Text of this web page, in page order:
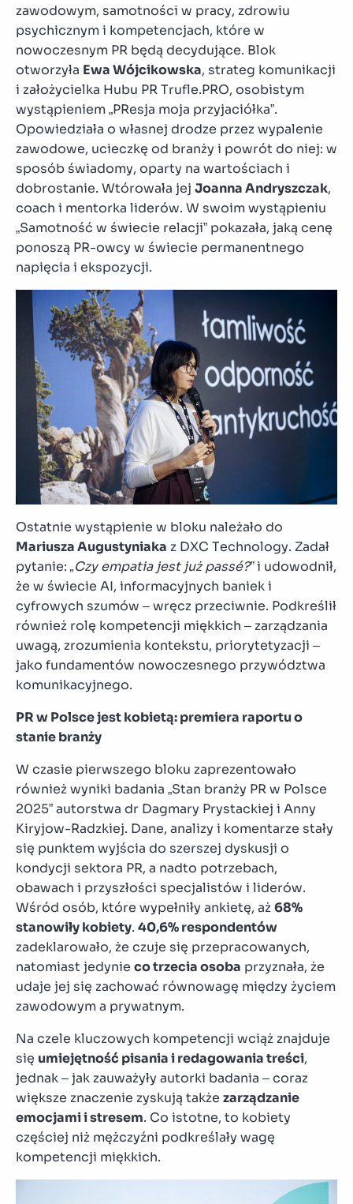
zawodowym, samotności w pracy, zdrowiu
psychicznym i kompetencjach, które w
nowoczesnym PR będą decydujące. Blok
otworzyła Ewa Wójcikowska, strateg komunikacji
i założycielka Hubu PR Trufle.PRO, osobistym
wystąpieniem „PResja moja przyjaciółka”.
Opowiedziała o własnej drodze przez wypalenie
zawodowe, ucieczkę od branży i powrót do niej: w
sposób świadomy, oparty na wartościach i
dobrostanie. Wtórowała jej Joanna Andryszczak,
coach i mentorka liderów. W swoim wystąpieniu
„Samotność w świecie relacji” pokazała, jaką cenę
ponoszą PR-owcy w świecie permanentnego
napięcia i ekspozycji.
Ostatnie wystąpienie w bloku należało do
Mariusza Augustyniaka z DXC Technology. Zadał
pytanie: „Czy empatia jest już passé?”i udowodnił,
że w świecie AI, informacyjnych baniek i
cyfrowych szumów – wręcz przeciwnie. Podkreślił
również rolę kompetencji miękkich – zarządzania
uwagą, zrozumienia kontekstu, priorytetyzacji –
jako fundamentów nowoczesnego przywództwa
komunikacyjnego.
PR w Polsce jest kobietą: premiera raportu o
stanie branży
W czasie pierwszego bloku zaprezentowało
również wyniki badania „Stan branży PR w Polsce
2025” autorstwa dr Dagmary Prystackiej i Anny
Kiryjow-Radzkiej. Dane, analizy i komentarze stały
się punktem wyjścia do szerszej dyskusji o
kondycji sektora PR, a nadto potrzebach,
obawach i przyszłości specjalistów i liderów.
Wśród osób, które wypełniły ankietę, aż68%
stanowiły kobiety. 40,6% respondentów
zadeklarowało, że czuje się przepracowanych,
natomiast jedynie co trzecia osoba przyznała, że
udaje jej się zachować równowagę między życiem
zawodowym a prywatnym.
Na czele kluczowych kompetencji wciąż znajduje
się umiejętność pisania i redagowania treści,
jednak – jak zauważyły autorki badania – coraz
większe znaczenie zyskują także zarządzanie
emocjami i stresem. Co istotne, to kobiety
częściej niż mężczyźni podkreślały wagę
kompetencji miękkich.